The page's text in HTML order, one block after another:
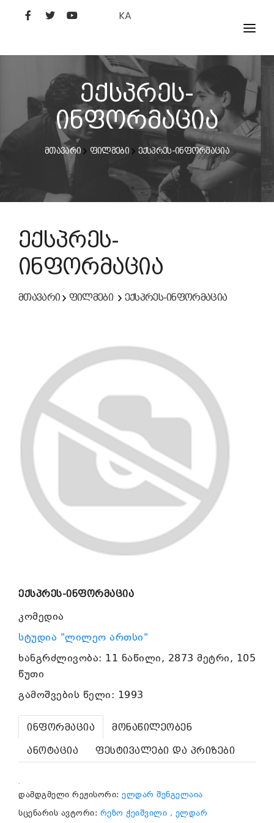
KA
ᲤᲘᲚᲛᲔᲑᲘ
ᲮᲔᲚᲝᲕᲐᲜᲘ
ᲙᲘᲜᲝᲡᲢᲣᲓᲘᲐ
ᲙᲘᲜᲝᲐᲙᲐᲓᲔᲛᲘᲐ
ექსპრეს-
ინფორმაცია
მთავარი ფილმები ექსპრეს-ინფორმაცია
ექსპრეს-
ინფორმაცია
მთავარი ფილმები ექსპრეს-ინფორმაცია
ექსპრეს-ინფორმაცია
კომედია
სტუდია "ლილეო ართსი"
ხანგრძლივობა: 11 ნაწილი, 2873 მეტრი, 105
წუთი
გამოშვების წელი: 1993
ინფორმაცია
მონაწილეობენ
ანოტაცია
ფესტივალები და პრიზები
.
დამდგმელი რეჟისორი: ელდარ შენგელაია
სცენარის ავტორი: რეზო ჭეიშვილი , ელდარ